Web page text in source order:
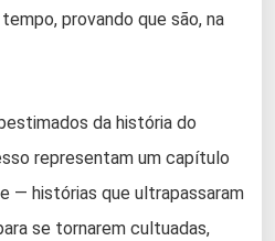
provando que são, na
da história do
representam um capítulo
— histórias que ultrapassaram
se tornarem cultuadas,